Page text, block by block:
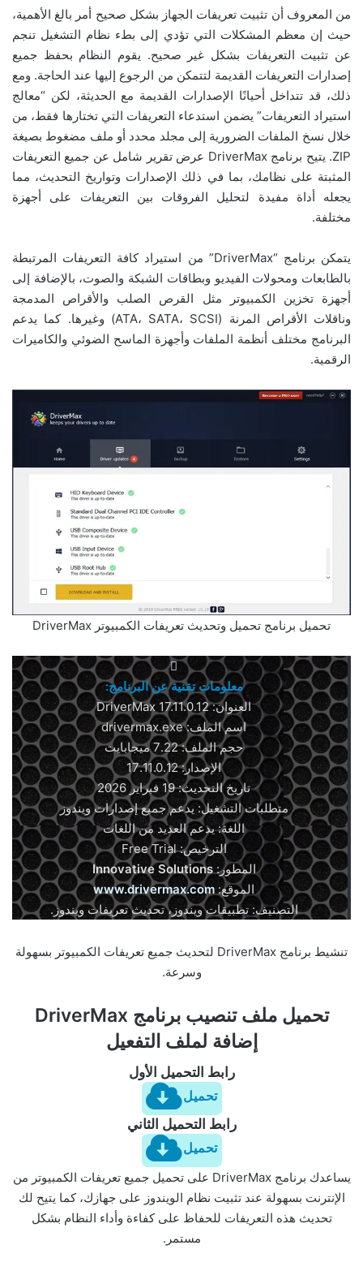
من المعروف أن تثبيت تعريفات الجهاز بشكل صحيح أمر بالغ الأهمية،
حيث إن معظم المشكلات التي تؤدي إلى بطء نظام التشغيل تنجم
عن تثبيت التعريفات بشكل غير صحيح. يقوم النظام بحفظ جميع
إصدارات التعريفات القديمة لتتمكن من الرجوع إليها عند الحاجة. ومع
ذلك، قد تتداخل أحيانًا الإصدارات القديمة مع الحديثة، لكن “معالج
استيراد التعريفات” يضمن استدعاء التعريفات التي تختارها فقط، من
خلال نسخ الملفات الضرورية إلى مجلد محدد أو ملف مضغوط بصيغة
ZIP. يتيح برنامج DriverMax عرض تقرير شامل عن جميع التعريفات
المثبتة على نظامك، بما في ذلك الإصدارات وتواريخ التحديث، مما
يجعله أداة مفيدة لتحليل الفروقات بين التعريفات على أجهزة
مختلفة.
يتمكن برنامج “DriverMax” من استيراد كافة التعريفات المرتبطة
بالطابعات ومحولات الفيديو وبطاقات الشبكة والصوت، بالإضافة إلى
أجهزة تخزين الكمبيوتر مثل القرص الصلب والأقراص المدمجة
وناقلات الأقراص المرنة (ATA، SATA، SCSI) وغيرها. كما يدعم
البرنامج مختلف أنظمة الملفات وأجهزة الماسح الضوئي والكاميرات
الرقمية.
تحميل برنامج تحميل وتحديث تعريفات الكمبيوتر DriverMax
معلومات تقنية عن البرنامج:
العنوان: DriverMax 17.11.0.12
اسم الملف: drivermax.exe
حجم الملف: 7.22 ميجابايت
الإصدار: 17.11.0.12
تاريخ التحديث: 19 فبراير 2026
متطلبات التشغيل: يدعم جميع إصدارات ويندوز
اللغة: يدعم العديد من اللغات
الترخيص: Free Trial
المطور:Innovative Solutions
الموقع: www.drivermax.com
التصنيف: تطبيقات ويندوز، تحديث تعريفات ويندوز.
تنشيط برنامج DriverMax لتحديث جميع تعريفات الكمبيوتر بسهولة
وسرعة.
تحميل ملف تنصيب برنامج DriverMax
إضافة لملف التفعيل
رابط التحميل الأول
تحميل
رابط التحميل الثاني
تحميل
يساعدك برنامج DriverMax على تحميل جميع تعريفات الكمبيوتر من
الإنترنت بسهولة عند تثبيت نظام الويندوز على جهازك، كما يتيح لك
تحديث هذه التعريفات للحفاظ على كفاءة وأداء النظام بشكل
مستمر.